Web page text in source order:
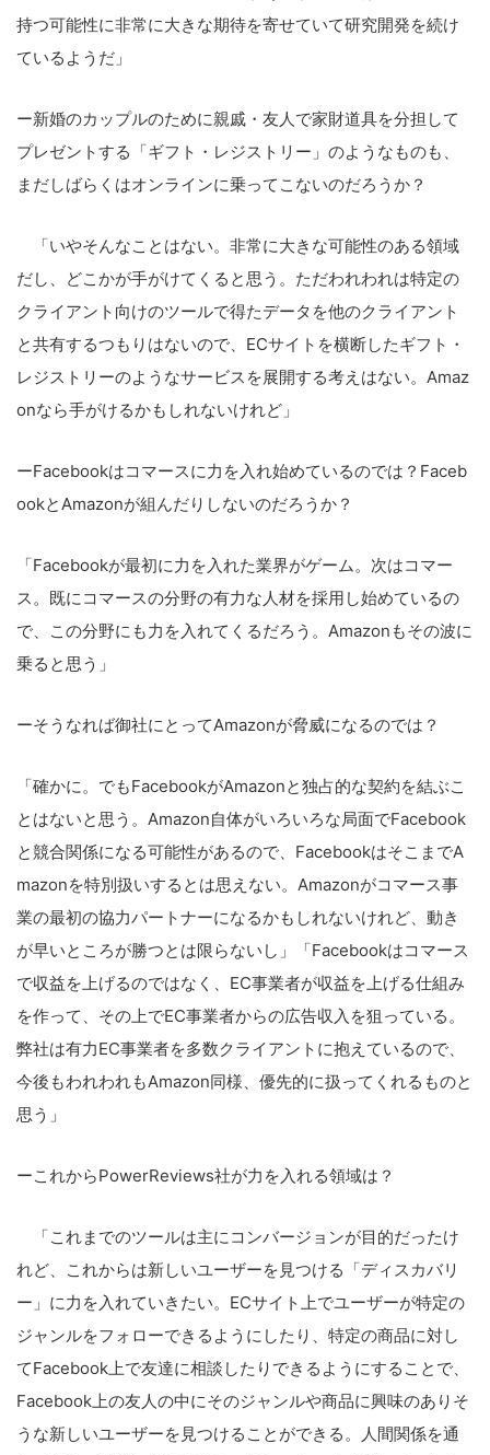
持つ可能性に非常に大きな期待を寄せていて研究開発を続け
ているようだ」
ー新婚のカップルのために親戚・友人で家財道具を分担して
プレゼントする「ギフト・レジストリー」のようなものも、
まだしばらくはオンラインに乗ってこないのだろうか？
「いやそんなことはない。非常に大きな可能性のある領域
だし、どこかが手がけてくると思う。ただわれわれは特定の
クライアント向けのツールで得たデータを他のクライアント
と共有するつもりはないので、ECサイトを横断したギフト・
レジストリーのようなサービスを展開する考えはない。Amaz
onなら手がけるかもしれないけれど」
ーFacebookはコマースに力を入れ始めているのでは？Faceb
ookとAmazonが組んだりしないのだろうか？
「Facebookが最初に力を入れた業界がゲーム。次はコマー
ス。既にコマースの分野の有力な人材を採用し始めているの
で、この分野にも力を入れてくるだろう。Amazonもその波に
乗ると思う」
ーそうなれば御社にとってAmazonが脅威になるのでは？
「確かに。でもFacebookがAmazonと独占的な契約を結ぶこ
とはないと思う。Amazon自体がいろいろな局面でFacebook
と競合関係になる可能性があるので、FacebookはそこまでA
mazonを特別扱いするとは思えない。Amazonがコマース事
業の最初の協力パートナーになるかもしれないけれど、動き
が早いところが勝つとは限らないし」「Facebookはコマース
で収益を上げるのではなく、EC事業者が収益を上げる仕組み
を作って、その上でEC事業者からの広告収入を狙っている。
弊社は有力EC事業者を多数クライアントに抱えているので、
今後もわれわれもAmazon同様、優先的に扱ってくれるものと
思う」
ーこれからPowerReviews社が力を入れる領域は？
「これまでのツールは主にコンバージョンが目的だったけ
れど、これからは新しいユーザーを見つける「ディスカバリ
ー」に力を入れていきたい。ECサイト上でユーザーが特定の
ジャンルをフォローできるようにしたり、特定の商品に対し
てFacebook上で友達に相談したりできるようにすることで、
Facebook上の友人の中にそのジャンルや商品に興味のありそ
うな新しいユーザーを見つけることができる。人間関係を通
こ
の
サ
を
検
索